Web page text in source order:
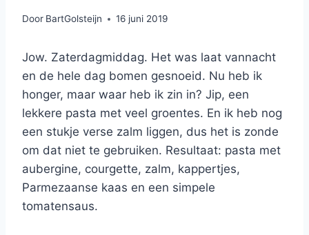
Door BartGolsteijn 16 juni 2019
Jow. Zaterdagmiddag. Het was laat vannacht
en de hele dag bomen gesnoeid. Nu heb ik
honger, maar waar heb ik zin in? Jip, een
lekkere pasta met veel groentes. En ik heb nog
een stukje verse zalm liggen, dus het is zonde
om dat niet te gebruiken. Resultaat: pasta met
aubergine, courgette, zalm, kappertjes,
Parmezaanse kaas en een simpele
tomatensaus.